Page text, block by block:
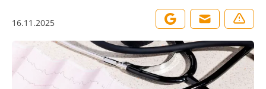
16.11.2025